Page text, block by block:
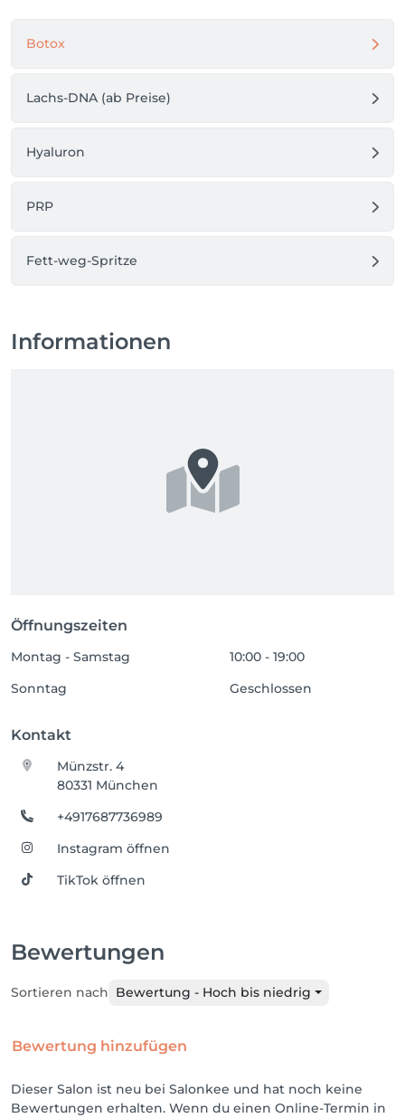
Botox
Lachs-DNA (ab Preise)
Hyaluron
PRP
Fett-weg-Spritze
Informationen
Öffnungszeiten
Montag - Samstag
10:00 - 19:00
Sonntag
Geschlossen
Kontakt
Münzstr. 4
80331 München
+4917687736989
Instagram öffnen
TikTok öffnen
Bewertungen
Sortieren nach Bewertung - Hoch bis niedrig
Bewertung hinzufügen
Dieser Salon ist neu bei Salonkee und hat noch keine
Bewertungen erhalten. Wenn du einen Online-Termin in